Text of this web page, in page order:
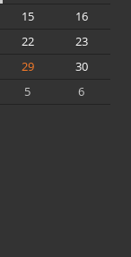
15
16
22
23
29
30
5 6